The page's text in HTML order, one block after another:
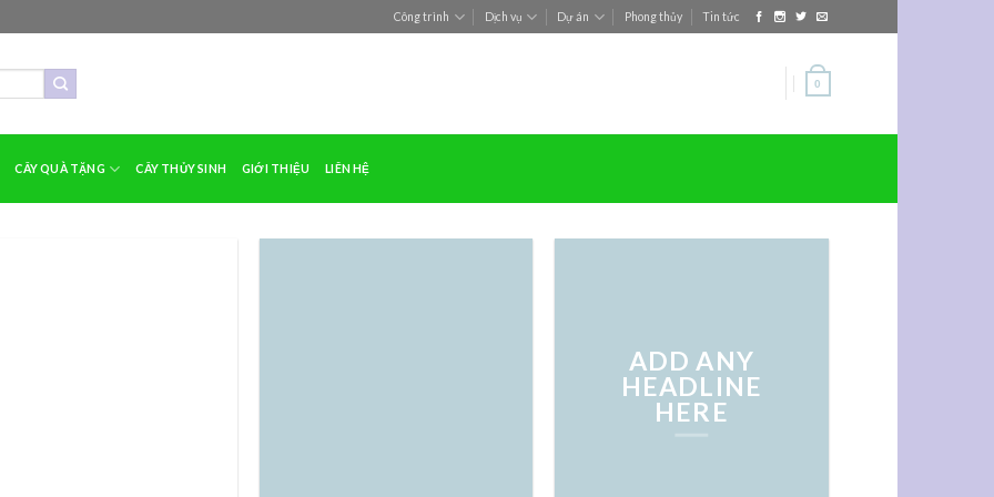
Công trình Dịch vụ Dự án Phong thủy Tin tức
0
CÂY QUÀ TẶNG CÂY THỦY SINH GIỚI THIỆU LIÊN HỆ
ADD ANY
HEADLINE
HERE